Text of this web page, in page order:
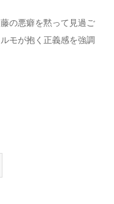
の悪癖を黙って見過ご
モが抱く正義感を強調